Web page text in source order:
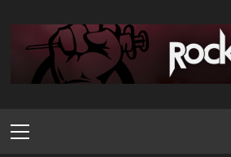
contenido
principal